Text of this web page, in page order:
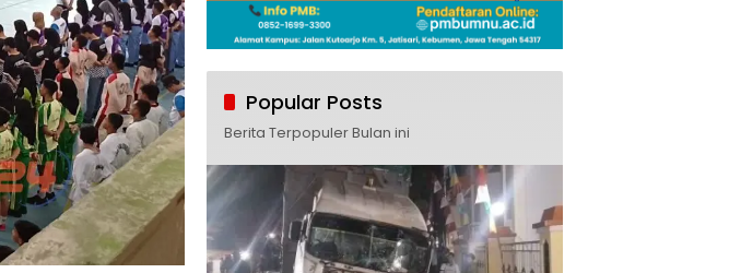
Popular Posts
Berita Terpopuler Bulan ini